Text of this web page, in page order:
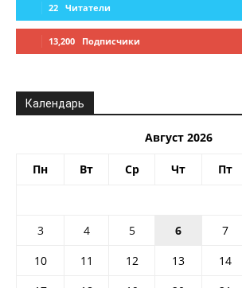
22 Читатели
13,200 Подписчики
Календарь
Август 2026
Пн Вт Ср Чт Пт
3
4 5 6 7
10
11 12 13 14